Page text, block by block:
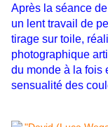
Après la séance
un lent travail de
tirage sur toile,
photographique
du monde à la fois
sensualité des